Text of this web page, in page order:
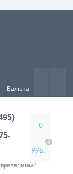
×
Валюта
мы Вам перезвоним?
0
РУБ.
0